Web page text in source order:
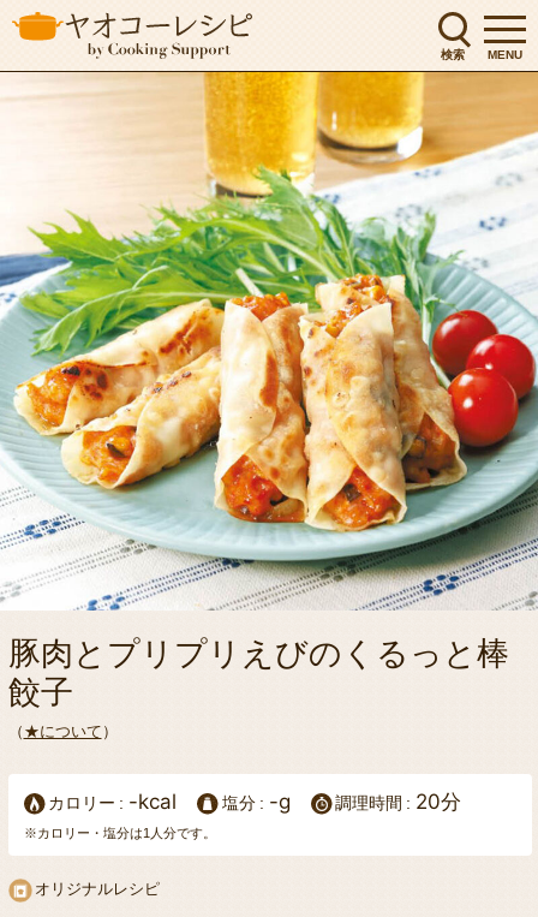
検索 MENU
豚肉とプリプリえびのくるっと棒
餃子
（ ★について ）
カロリー -kcal 塩分 -g 調理時間 20分
※カロリー・塩分は1人分です。
オリジナルレシピ